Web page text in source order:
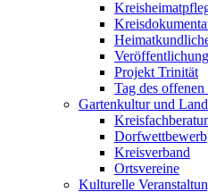
Projekt Trinität
Tag des
Gartenkultur und
Dorfwettbewerb
Kreisverband
Ortsvereine
Kulturelle